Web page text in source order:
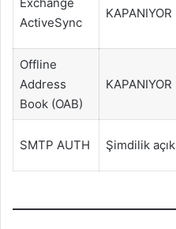
ActiveSync
KAPANIYOR
Offline
Address
Book (OAB)
KAPANIYOR
SMTP AUTH Şimdilik açık